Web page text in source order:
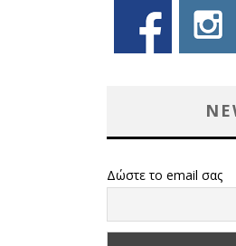
Δώστε το email σας